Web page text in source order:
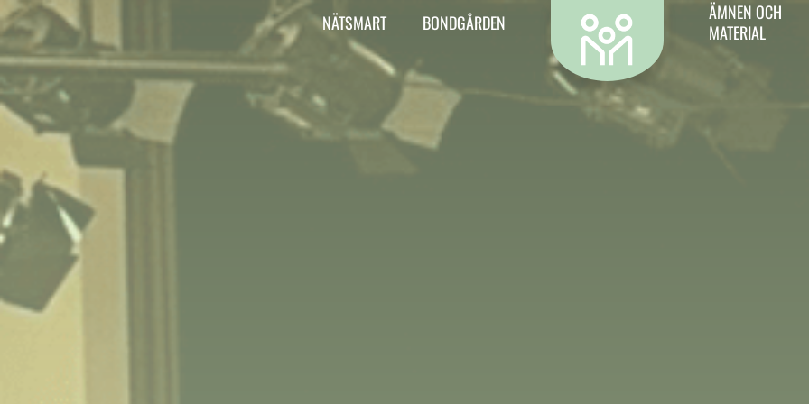
NÄTSMART BONDGÅRDEN
ÄMNEN OCH
MATERIAL
Här kan du läsa om vad Aktiv Skola gör, har
gjort och ska göra.
Vill du kontakta oss? Då är det hit du ska.